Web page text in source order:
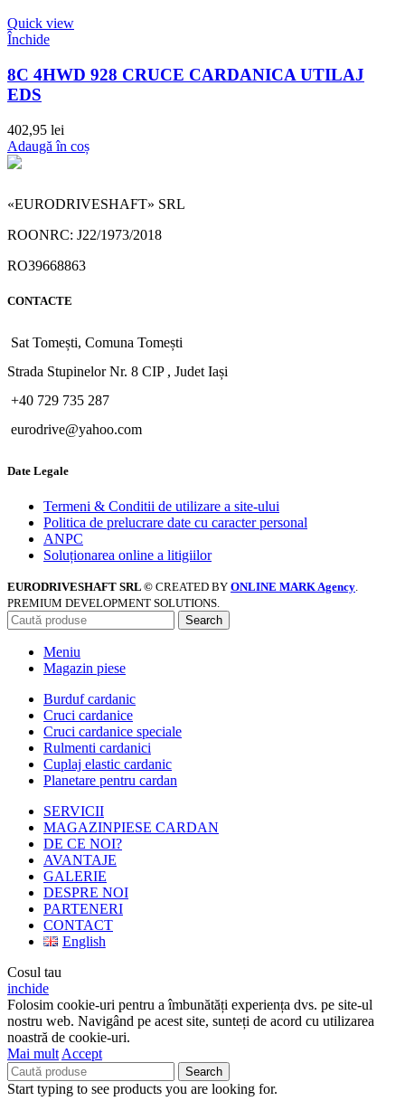
Quick view
Închide
8C 4HWD 928 CRUCE CARDANICA UTILAJ
EDS
402,95 lei
Adaugă în coș
«EURODRIVESHAFT» SRL
ROONRC: J22/1973/2018
RO39668863
CONTACTE
Sat Tomești, Comuna Tomești
Strada Stupinelor Nr. 8 CIP , Judet Iași
+40 729 735 287
eurodrive@yahoo.com
Date Legale
Termeni & Conditii de utilizare a site-ului
Politica de prelucrare date cu caracter personal
ANPC
Soluționarea online a litigiilor
EURODRIVESHAFT SRL © CREATED BY ONLINE MARK Agency.
PREMIUM DEVELOPMENT SOLUTIONS.
Search
Meniu
Magazin piese
Burduf cardanic
Cruci cardanice
Cruci cardanice speciale
Rulmenti cardanici
Cuplaj elastic cardanic
Planetare pentru cardan
SERVICII
MAGAZINPIESE CARDAN
DE CE NOI?
AVANTAJE
GALERIE
DESPRE NOI
PARTENERI
CONTACT
English
Cosul tau
inchide
Folosim cookie-uri pentru a îmbunătăți experiența dvs. pe site-ul
nostru web. Navigând pe acest site, sunteți de acord cu utilizarea
noastră de cookie-uri.
Mai mult Accept
Search
Start typing to see products you are looking for.